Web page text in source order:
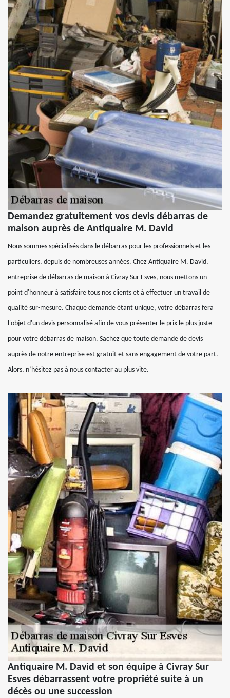
Demandez gratuitement vos devis débarras de
maison auprès de Antiquaire M. David
Nous sommes spécialisés dans le débarras pour les professionnels et les
particuliers, depuis de nombreuses années. Chez Antiquaire M. David,
entreprise de débarras de maison à Civray Sur Esves, nous mettons un
point d'honneur à satisfaire tous nos clients et à effectuer un travail de
qualité sur-mesure. Chaque demande étant unique, votre débarras fera
l'objet d'un devis personnalisé afin de vous présenter le prix le plus juste
pour votre débarras de maison. Sachez que toute demande de devis
auprès de notre entreprise est gratuit et sans engagement de votre part.
Alors, n’hésitez pas à nous contacter au plus vite.
Antiquaire M. David et son équipe à Civray Sur
Esves débarrassent votre propriété suite à un
décès ou une succession